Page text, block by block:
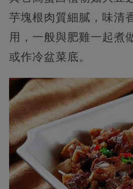
芋塊根肉質細膩，味清
用，一般與肥雞一起煮
或作冷盆菜底。